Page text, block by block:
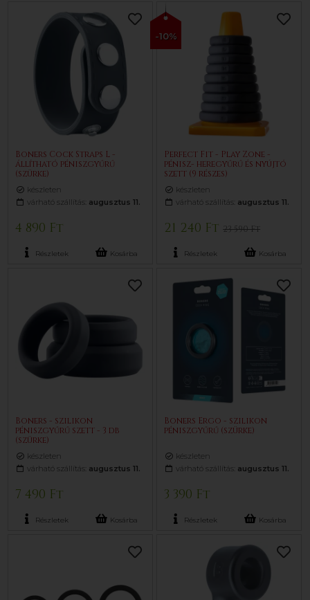
Boners Cock Straps L -
állítható péniszgyűrű
(szürke)
készleten
várható szállítás: augusztus 11.
4 890 Ft
Részletek Kosárba
-10%
Perfect Fit - Play Zone -
pénisz- heregyűrű és nyújtó
szett (9 részes)
készleten
várható szállítás: augusztus 11.
21 240 Ft23 590 Ft
Részletek Kosárba
Boners - szilikon
péniszgyűrű szett - 3 db
(szürke)
készleten
várható szállítás: augusztus 11.
7 490 Ft
Részletek Kosárba
Boners Ergo - szilikon
péniszgyűrű (szürke)
készleten
várható szállítás: augusztus 11.
3 390 Ft
Részletek Kosárba